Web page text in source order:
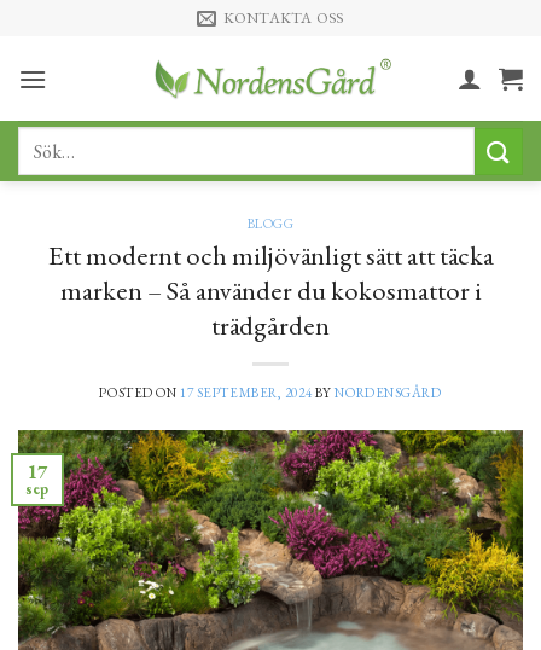
content
KONTAKTA OSS
Sök
BLOGG
Ett modernt och miljövänligt sätt att täcka
marken – Så använder du kokosmattor i
trädgården
POSTED ON 17 SEPTEMBER, 2024 BYNORDENSGÅRD
17
sep